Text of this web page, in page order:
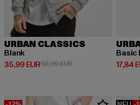
URBAN CLASSICS
Blank
35,99 EUR
Derzeitiger Preis: 35,99 EUR
59,99 EURAktionspreis: 59,99
Basic
17,84